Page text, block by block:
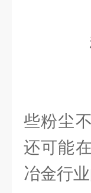
冶
些粉尘
还可能
冶金行